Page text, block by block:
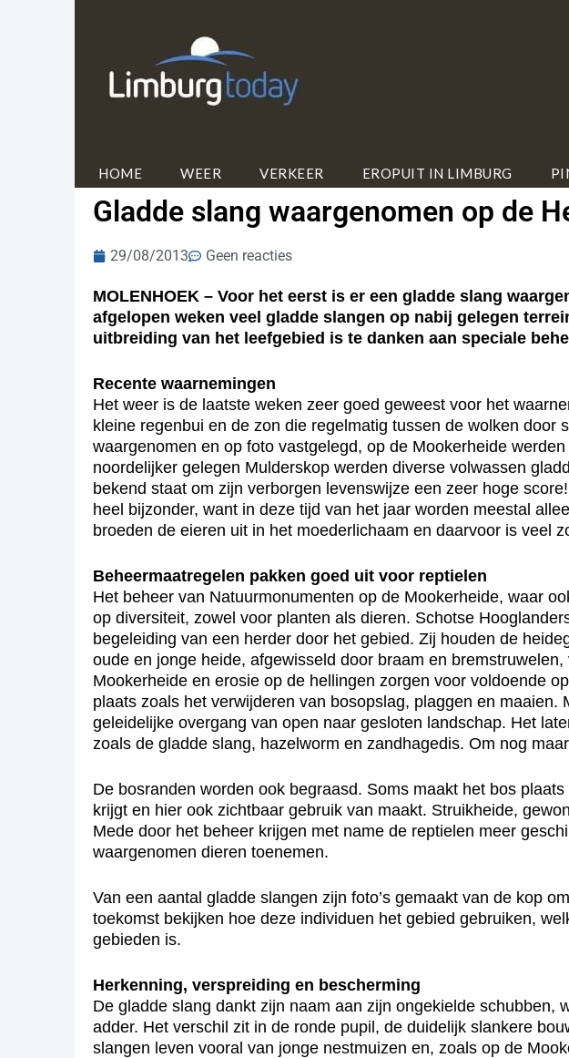
HOME WEER VERKEER EROPUIT IN LIMBURG
Gladde slang waargenomen op de
29/08/2013 Geen reacties
MOLENHOEK – Voor het eerst is er een gladde slang
afgelopen weken veel gladde slangen op nabij gelegen
uitbreiding van het leefgebied is te danken aan speciale
Recente waarnemingen
Het weer is de laatste weken zeer goed geweest voor het
kleine regenbui en de zon die regelmatig tussen de wolken
waargenomen en op foto vastgelegd, op de Mookerheide
noordelijker gelegen Mulderskop werden diverse volwassen
bekend staat om zijn verborgen levenswijze een zeer hoge
heel bijzonder, want in deze tijd van het jaar worden meestal
broeden de eieren uit in het moederlichaam en daarvoor is veel
Beheermaatregelen pakken goed uit voor reptielen
Het beheer van Natuurmonumenten op de Mookerheide, waar
op diversiteit, zowel voor planten als dieren. Schotse
begeleiding van een herder door het gebied. Zij houden de
oude en jonge heide, afgewisseld door braam en
Mookerheide en erosie op de hellingen zorgen voor voldoende
plaats zoals het verwijderen van bosopslag, plaggen en
geleidelijke overgang van open naar gesloten landschap. Het
zoals de gladde slang, hazelworm en zandhagedis. Om nog
De bosranden worden ook begraasd. Soms maakt het bos
krijgt en hier ook zichtbaar gebruik van maakt. Struikheide,
Mede door het beheer krijgen met name de reptielen meer
waargenomen dieren toenemen.
Van een aantal gladde slangen zijn foto’s gemaakt van de kop
toekomst bekijken hoe deze individuen het gebied gebruiken,
gebieden is.
Herkenning, verspreiding en bescherming
De gladde slang dankt zijn naam aan zijn ongekielde
adder. Het verschil zit in de ronde pupil, de duidelijk slankere
slangen leven vooral van jonge nestmuizen en, zoals op de